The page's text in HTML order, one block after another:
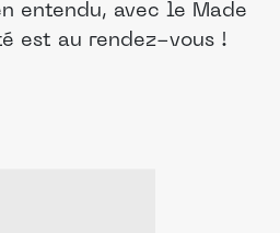
entendu, avec le Made
est au rendez-vous !